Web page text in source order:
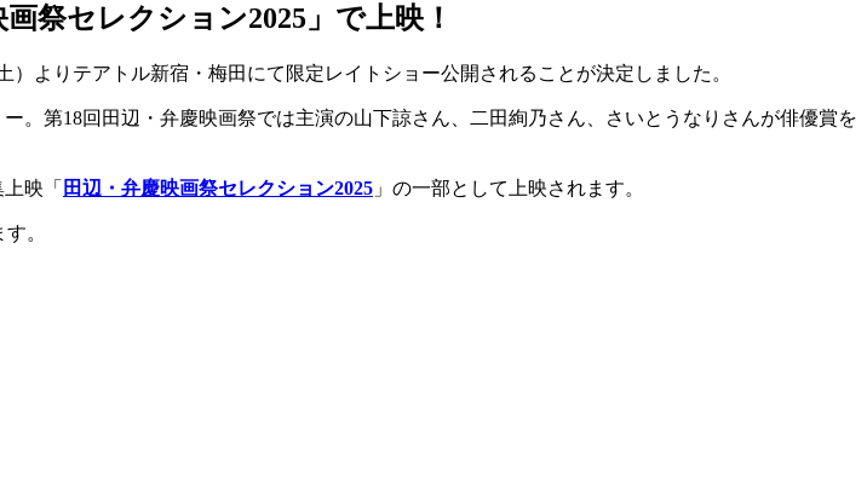
祭セレクション2025」で上映！
）よりテアトル新宿・梅田にて限定レイトショー公開されることが決定しました。
。第18回田辺・弁慶映画祭では主演の山下諒さん、二田絢乃さん、さいとうなりさんが俳優賞を
映「 田辺・弁慶映画祭セレクション2025 」の一部として上映されます。
。